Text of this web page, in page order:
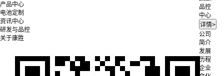
品控
中心
公司
简介
发展
历程
企业
产品中心
电池定制
资讯中心
研发与品控
关于康胜